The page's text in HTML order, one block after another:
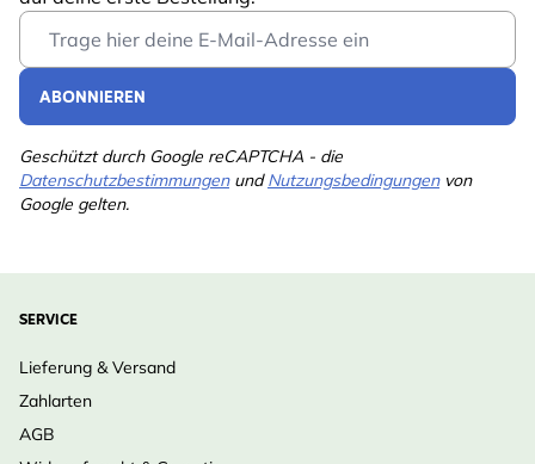
Email Address
ABONNIEREN
Geschützt durch Google reCAPTCHA - die
DatenschutzbestimmungenundNutzungsbedingungenvon
Google gelten.
SERVICE
Lieferung & Versand
Zahlarten
AGB